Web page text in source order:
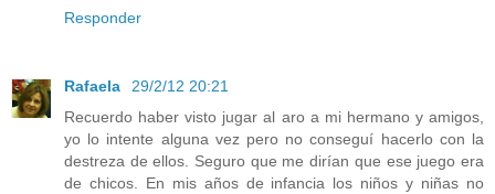
Responder
Rafaela
29/2/12 20:21
Recuerdo haber visto jugar al aro a mi hermano y amigos,
yo lo intente alguna vez pero no conseguí hacerlo con la
destreza de ellos. Seguro que me dirían que ese juego era
de chicos. En mis años de infancia los niños y niñas no